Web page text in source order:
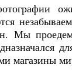
Мы
магазины